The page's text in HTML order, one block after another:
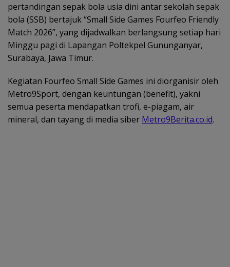
pertandingan sepak bola usia dini antar sekolah sepak
bola (SSB) bertajuk “Small Side Games Fourfeo Friendly
Match 2026”, yang dijadwalkan berlangsung setiap hari
Minggu pagi di Lapangan Poltekpel Gununganyar,
Surabaya, Jawa Timur.
Kegiatan Fourfeo Small Side Games ini diorganisir oleh
Metro9Sport, dengan keuntungan (benefit), yakni
semua peserta mendapatkan trofi, e-piagam, air
mineral, dan tayang di media siber Metro9Berita.co.id.